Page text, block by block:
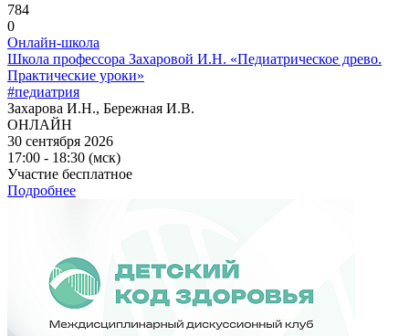
784
0
Онлайн-школа
Школа профессора Захаровой И.Н. «Педиатрическое древо.
Практические уроки»
#педиатрия
Захарова И.Н., Бережная И.В.
ОНЛАЙН
30 сентября 2026
17:00 - 18:30 (мск)
Участие бесплатное
Подробнее